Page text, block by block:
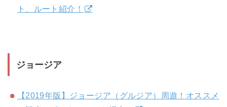
ト、ルート紹介！
ジョージア
【2019年版】ジョージア（グルジア）周遊！オススメ